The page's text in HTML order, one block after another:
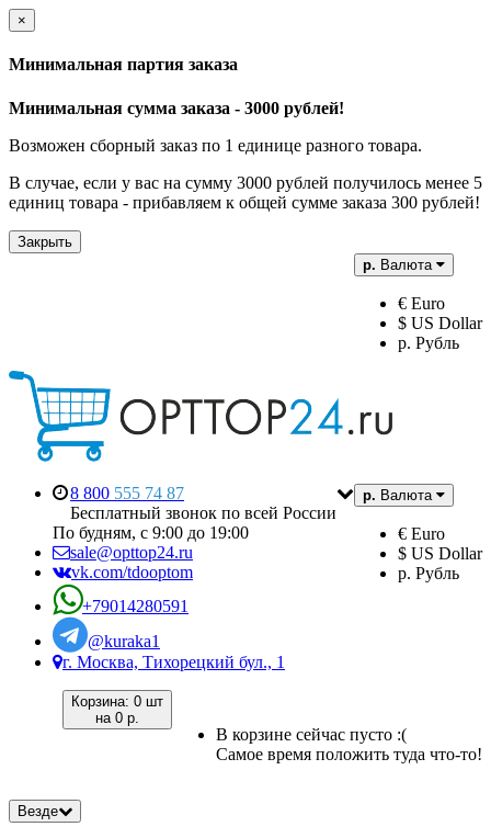
×
Минимальная партия заказа
Минимальная сумма заказа - 3000 рублей!
Возможен сборный заказ по 1 единице разного товара.
В случае, если у вас на сумму 3000 рублей получилось менее 5
единиц товара - прибавляем к общей сумме заказа 300 рублей!
Закрыть
р. Валюта
€ Euro
$ US Dollar
р. Рубль
р. Валюта
€ Euro
$ US Dollar
р. Рубль
8 800 555 74 87
Бесплатный звонок по всей России
По будням, с 9:00 до 19:00
sale@opttop24.ru
vk.com/tdooptom
+79014280591
@kuraka1
г. Москва, Тихорецкий бул., 1
Корзина: 0 шт
на 0 р.
В корзине сейчас пусто :(
Самое время положить туда что-то!
Везде